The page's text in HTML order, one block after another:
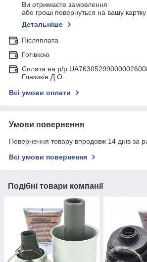
Ви отримаєте замовлення
або гроші повернуться на вашу картку
Детальніше
Післяплата
Готівкою
Сплата на р/р
Глазикін Д.О.
Всі умови оплати
Умови повернення
Повернення товару впродовж 14 днів за
Всі умови повернення
Подібні товари компанії